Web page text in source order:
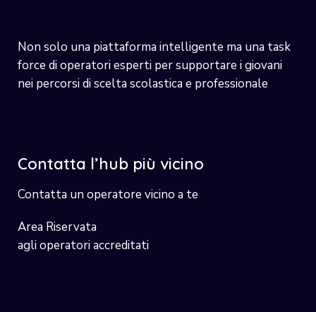
Non solo una piattaforma intelligente ma una task
force di operatori esperti per supportare i giovani
nei percorsi di scelta scolastica e professionale
Contatta l’hub più vicino
Contatta un operatore vicino a te
Area Riservata
agli operatori accreditati